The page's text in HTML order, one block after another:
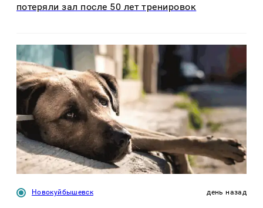
потеряли зал после 50 лет тренировок
Новокуйбышевск день назад